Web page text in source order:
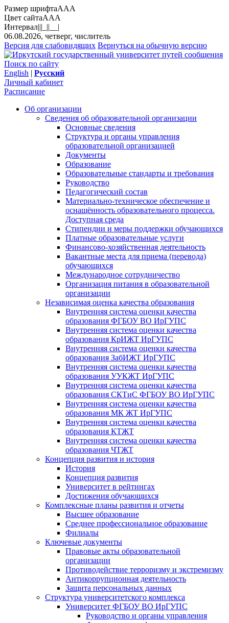
Размер шрифтаAAA
Цвет сайтаAAA
Интервал|||_||__|
06.08.2026, четверг, числитель
Версия для слабовидящих Вернуться на обычную версию
Поиск по сайту
English | Русский
Личный кабинет
Расписание
Об организации
Сведения об образовательной организации
Основные сведения
Структура и органы управления
образовательной организацией
Документы
Образование
Образовательные стандарты и требования
Руководство
Педагогический состав
Материально-техническое обеспечение и
оснащённость образовательного процесса.
Доступная среда
Стипендии и меры поддержки обучающихся
Платные образовательные услуги
Финансово-хозяйственная деятельность
Вакантные места для приема (перевода)
обучающихся
Международное сотрудничество
Организация питания в образовательной
организации
Независимая оценка качества образования
Внутренняя система оценки качества
образования ФГБОУ ВО ИрГУПС
Внутренняя система оценки качества
образования КрИЖТ ИрГУПС
Внутренняя система оценки качества
образования ЗабИЖТ ИрГУПС
Внутренняя система оценки качества
образования УУКЖТ ИрГУПС
Внутренняя система оценки качества
образования СКТиС ФГБОУ ВО ИрГУПС
Внутренняя система оценки качества
образования МК ЖТ ИрГУПС
Внутренняя система оценки качества
образования КТЖТ
Внутренняя система оценки качества
образования ЧТЖТ
Концепция развития и история
История
Концепция развития
Университет в рейтингах
Достижения обучающихся
Комплексные планы развития и отчеты
Высшее образование
Среднее профессиональное образование
Филиалы
Ключевые документы
Правовые акты образовательной
организации
Противодействие терроризму и экстремизму
Антикоррупционная деятельность
Защита персональных данных
Структура университетского комплекса
Университет ФГБОУ ВО ИрГУПС
Руководство и органы управления